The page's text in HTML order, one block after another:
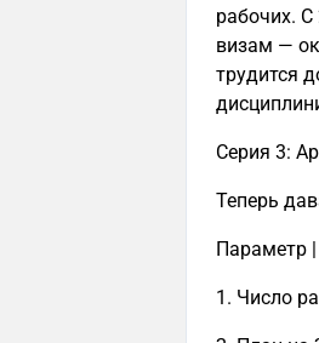
рабочих. С
визам —
трудится
Серия 3:
Теперь
Параметр
1. Число